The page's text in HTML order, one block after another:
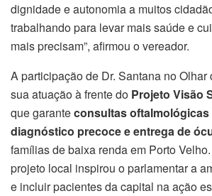
dignidade e autonomia a muitos
trabalhando para levar mais saúde e
mais precisam”, afirmou o vereador.
A participação de Dr. Santana no Olhar
sua atuação à frente do Projeto Visão
que garanteconsultas
diagnóstico precoce e entrega de
famílias de baixa renda em Porto
projeto local inspirou o parlamentar a
e incluir pacientes da capital na ação